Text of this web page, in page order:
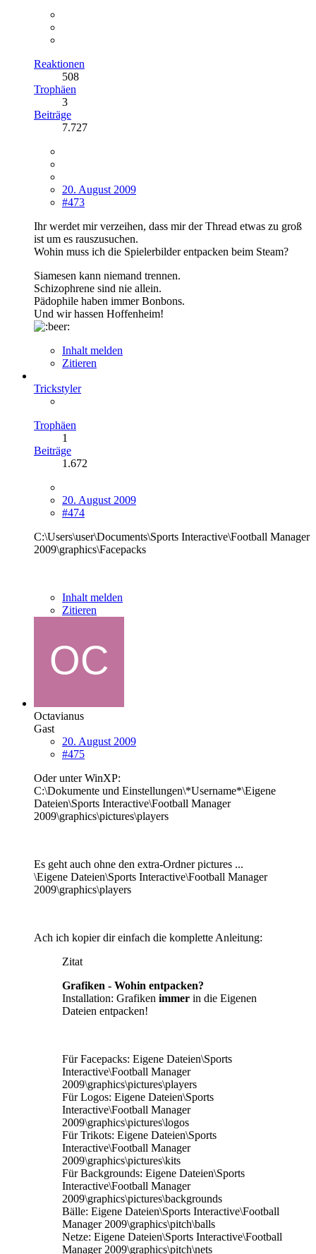
Reaktionen
508
Trophäen
3
Beiträge
7.727
20. August 2009
#473
Ihr werdet mir verzeihen, dass mir der Thread etwas zu groß
ist um es rauszusuchen.
Wohin muss ich die Spielerbilder entpacken beim Steam?
Siamesen kann niemand trennen.
Schizophrene sind nie allein.
Pädophile haben immer Bonbons.
Und wir hassen Hoffenheim!
Inhalt melden
Zitieren
Trickstyler
Trophäen
1
Beiträge
1.672
20. August 2009
#474
C:\Users\user\Documents\Sports Interactive\Football Manager
2009\graphics\Facepacks
Inhalt melden
Zitieren
Octavianus
Gast
20. August 2009
#475
Oder unter WinXP:
C:\Dokumente und Einstellungen\*Username*\Eigene
Dateien\Sports Interactive\Football Manager
2009\graphics\pictures\players
Es geht auch ohne den extra-Ordner pictures ...
\Eigene Dateien\Sports Interactive\Football Manager
2009\graphics\players
Ach ich kopier dir einfach die komplette Anleitung:
Zitat
Grafiken - Wohin entpacken?
Installation: Grafiken immer in die Eigenen
Dateien entpacken!
Für Facepacks: Eigene Dateien\Sports
Interactive\Football Manager
2009\graphics\pictures\players
Für Logos: Eigene Dateien\Sports
Interactive\Football Manager
2009\graphics\pictures\logos
Für Trikots: Eigene Dateien\Sports
Interactive\Football Manager
2009\graphics\pictures\kits
Für Backgrounds: Eigene Dateien\Sports
Interactive\Football Manager
2009\graphics\pictures\backgrounds
Bälle: Eigene Dateien\Sports Interactive\Football
Manager 2009\graphics\pitch\balls
Netze: Eigene Dateien\Sports Interactive\Football
Manager 2009\graphics\pitch\nets